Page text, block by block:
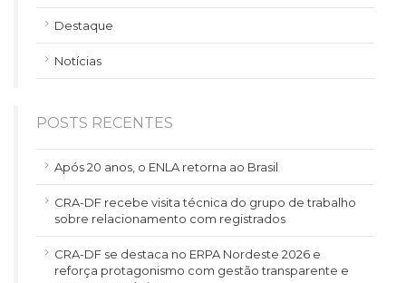
Destaque
Notícias
POSTS RECENTES
Após 20 anos, o ENLA retorna ao Brasil
CRA-DF recebe visita técnica do grupo de trabalho
sobre relacionamento com registrados
CRA-DF se destaca no ERPA Nordeste 2026 e
reforça protagonismo com gestão transparente e